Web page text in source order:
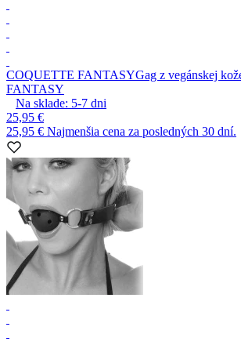
COQUETTE FANTASYGag z vegánskej
FANTASY
Na sklade: 5-7 dni
25,95 €
25,95 € Najmenšia cena za posledných 30 dní.